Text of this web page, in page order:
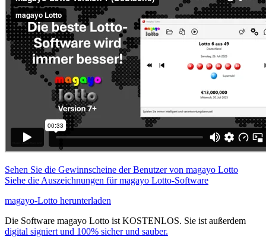
Sehen Sie die Gewinnscheine der Benutzer von magayo Lotto
Siehe die Auszeichnungen für magayo Lotto-Software
magayo-Lotto herunterladen
Die Software magayo Lotto ist KOSTENLOS. Sie ist außerdem
digital signiert und 100% sicher und sauber.